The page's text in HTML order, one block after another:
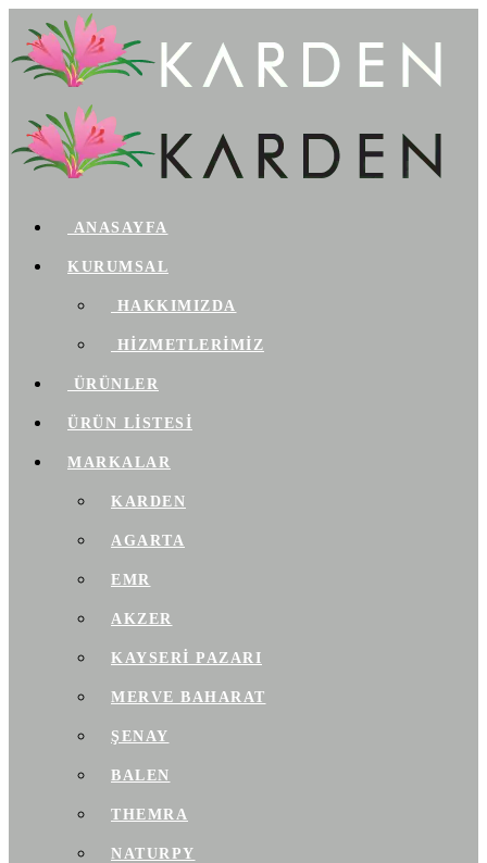
ANASAYFA
KURUMSAL
HAKKIMIZDA
HİZMETLERİMİZ
ÜRÜNLER
ÜRÜN LİSTESİ
MARKALAR
KARDEN
AGARTA
EMR
AKZER
KAYSERI PAZARI
MERVE BAHARAT
ŞENAY
BALEN
THEMRA
NATURPY